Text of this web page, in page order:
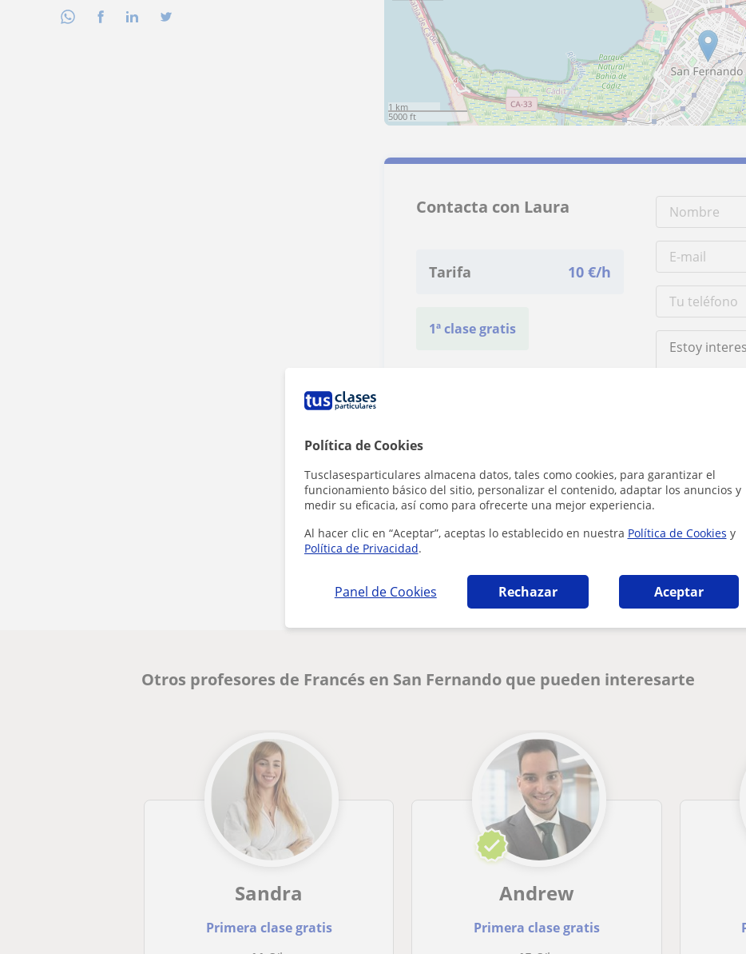
Política de Cookies
Tusclasesparticulares almacena datos, tales como cookies, para garantizar el
funcionamiento básico del sitio, personalizar el contenido, adaptar los anuncios y
medir su eficacia, así como para ofrecerte una mejor experiencia.
Al hacer clic en “Aceptar”, aceptas lo establecido en nuestra Política de Cookies y
Política de Privacidad.
Panel de Cookies Rechazar Aceptar
1 km
5000 ft
Contacta con Laura
Tarifa 10 €/h
1ª clase gratis
Otros profesores de Francés en San Fernando que pueden interesarte
Sandra
Primera clase gratis
Andrew
Primera clase gratis